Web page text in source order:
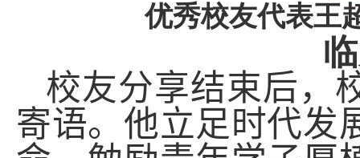
优秀校友代表王
校友分享结束后，
寄语。他立足时代发